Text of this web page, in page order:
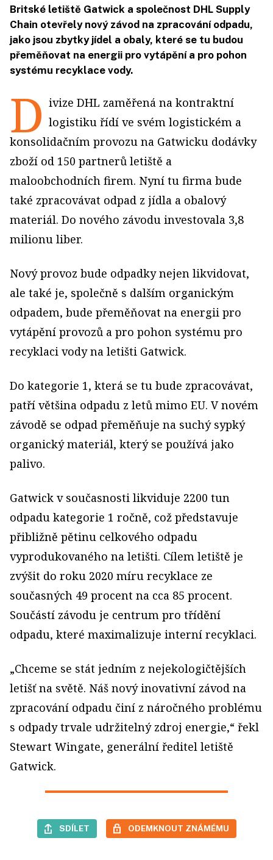
Britské letiště Gatwick a společnost DHL Supply
Chain otevřely nový závod na zpracování odpadu,
jako jsou zbytky jídel a obaly, které se tu budou
přeměňovat na energii pro vytápění a pro pohon
systému recyklace vody.
D ivize DHL zaměřená na kontraktní
logistiku řídí ve svém logistickém a
konsolidačním provozu na Gatwicku dodávky
zboží od 150 partnerů letiště a
maloobchodních firem. Nyní tu firma bude
také zpracovávat odpad z jídla a obalový
materiál. Do nového závodu investovala 3,8
milionu liber.
Nový provoz bude odpadky nejen likvidovat,
ale také je, společně s dalším organickým
odpadem, bude přeměňovat na energii pro
vytápění provozů a pro pohon systému pro
recyklaci vody na letišti Gatwick.
Do kategorie 1, která se tu bude zpracovávat,
patří většina odpadu z letů mimo EU. V novém
závodě se odpad přeměňuje na suchý sypký
organický materiál, který se používá jako
palivo.
Gatwick v současnosti likviduje 2200 tun
odpadu kategorie 1 ročně, což představuje
přibližně pětinu celkového odpadu
vyprodukovaného na letišti. Cílem letiště je
zvýšit do roku 2020 míru recyklace ze
současných 49 procent na cca 85 procent.
Součástí závodu je centrum pro třídění
odpadu, které maximalizuje interní recyklaci.
„Chceme se stát jedním z nejekologičtějších
letišť na světě. Náš nový inovativní závod na
zpracování odpadu činí z náročného problému
s odpady trvale udržitelný zdroj energie,“ řekl
Stewart Wingate, generální ředitel letiště
Gatwick.
SDÍLET ODEMKNOUT ZNÁMÉMU